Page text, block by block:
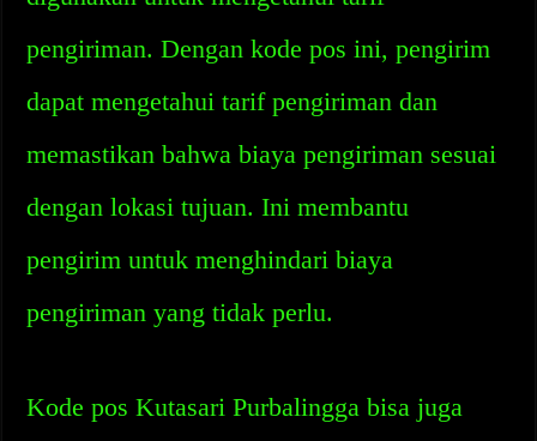
pengiriman. Dengan kode pos ini, pengirim
dapat mengetahui tarif pengiriman dan
memastikan bahwa biaya pengiriman sesuai
dengan lokasi tujuan. Ini membantu
pengirim untuk menghindari biaya
pengiriman yang tidak perlu.
Kode pos Kutasari Purbalingga bisa juga